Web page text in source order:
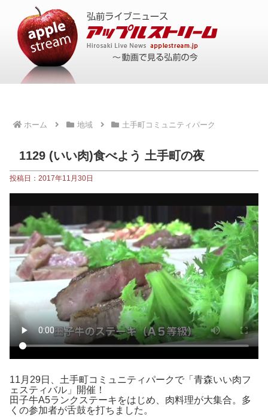
ホーム 地域 土手町コミュニティパーク
1129 (いい肉)食べよう 土手町の夜
投稿日：2017年11月30日
11月29日、土手町コミュニティパークで「青森いい肉フ
ェスティバル」開催！
田子牛A5ランクステーキをはじめ、肉料理が大集合。多
くの参加者が舌鼓を打ちました。